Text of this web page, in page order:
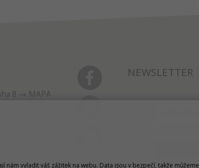
8
MAPA
NEWSLETTER
vyladit váš zážitek na webu. Data jsou v bezpečí, takže můžeme